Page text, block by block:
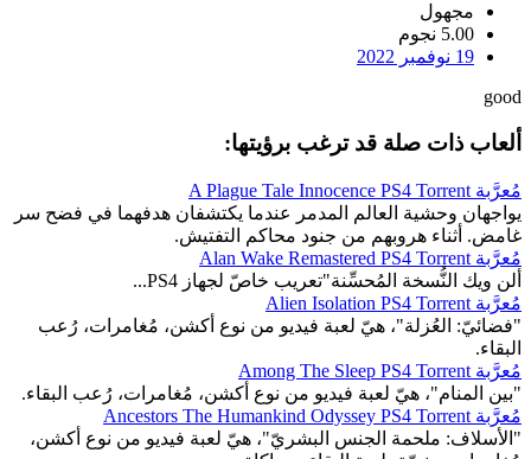
مجهول
5.00 نجوم
19 نوفمبر 2022
good
ألعاب ذات صلة قد ترغب برؤيتها:
مُعرَّبة A Plague Tale Innocence PS4 Torrent
يواجهان وحشية العالم المدمر عندما يكتشفان هدفهما في فضح سر
غامض. أثناء هروبهم من جنود محاكم التفتيش.
مُعرَّبة Alan Wake Remastered PS4 Torrent
ألن ويك النُّسخة المُحسِّنة"تعريب خاصّ لجهاز PS4...
مُعرَّبة Alien Isolation PS4 Torrent
"فضائيّ: العُزلة"، هيّ لعبة فيديو من نوع أكشن، مُغامرات، رُعب
البقاء.
مُعرَّبة Among The Sleep PS4 Torrent
"بين المنام"، هيّ لعبة فيديو من نوع أكشن، مُغامرات، رُعب البقاء.
مُعرَّبة Ancestors The Humankind Odyssey PS4 Torrent
"الأسلاف: ملحمة الجنس البشريّ"، هيّ لعبة فيديو من نوع أكشن،